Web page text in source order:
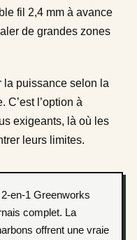
fil 2,4 mm à avance
de grandes zones
la puissance selon la
C’est l’option à
exigeants, là où les
leurs limites.
complet. La
offrent une vraie